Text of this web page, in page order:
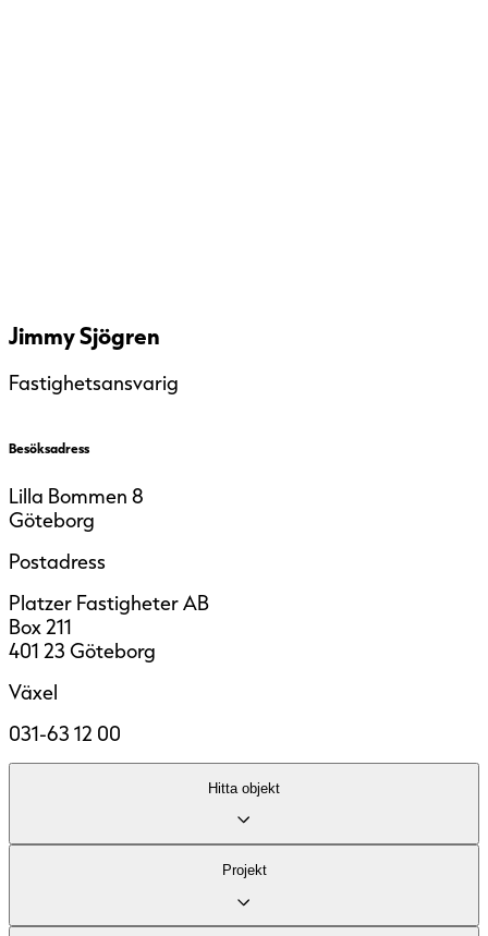
Jimmy Sjögren
Fastighetsansvarig
Besöksadress
Lilla Bommen 8
Göteborg
Postadress
Platzer Fastigheter AB
Box 211
401 23 Göteborg
Växel
031-63 12 00
Hitta objekt
Fastigheter
Projekt